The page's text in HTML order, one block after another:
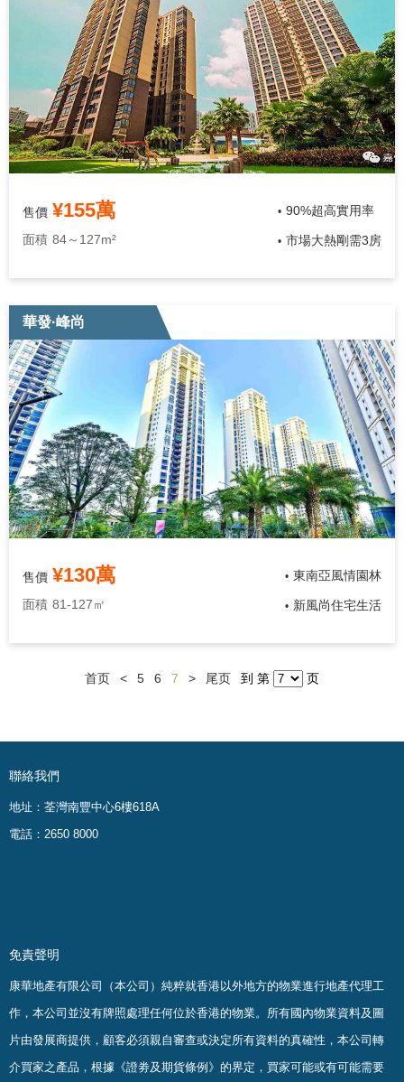
售價 ¥155萬
面積 84～127m²
• 90%超高實用率
• 市場大熱剛需3房
華發·峰尚
售價 ¥130萬
面積 81-127㎡
• 東南亞風情園林
• 新風尚住宅生活
首页 < 5 6 7 > 尾页 到 第 页
聯絡我們
地址：荃灣南豐中心6樓618A
電話：2650 8000
免責聲明
康華地產有限公司（本公司）純粹就香港以外地方的物業進行地產代理工
作，本公司並沒有牌照處理任何位於香港的物業。 所有國內物業資料及圖
片由發展商提供，顧客必須親自審查或決定所有資料的真確性 ， 本公司轉
介買家之產品，根據《證劵及期貨條例》的界定，買家可能或有可能需要